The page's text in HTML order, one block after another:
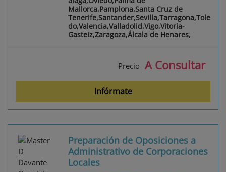
Mallorca,Pamplona,Santa Cruz de
Tenerife,Santander,Sevilla,Tarragona,Tole
do,Valencia,Valladolid,Vigo,Vitoria-
Gasteiz,Zaragoza,Álcala de Henares,
Precio A Consultar
Infórmate
Preparación de Oposiciones a
Administrativo de Corporaciones
Locales